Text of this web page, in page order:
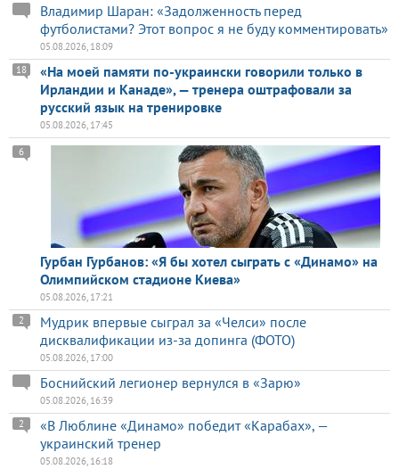
Владимир Шаран: «Задолженность перед
футболистами? Этот вопрос я не буду комментировать»
05.08.2026, 18:09
«На моей памяти по-украински говорили только в
Ирландии и Канаде», — тренера оштрафовали за
русский язык на тренировке
18
05.08.2026, 17:45
Гурбан Гурбанов: «Я бы хотел сыграть с «Динамо» на
Олимпийском стадионе Киева»
6
05.08.2026, 17:21
Мудрик впервые сыграл за «Челси» после
дисквалификации из-за допинга (ФОТО)
2
05.08.2026, 17:00
Боснийский легионер вернулся в «Зарю»
05.08.2026, 16:39
«В Люблине «Динамо» победит «Карабах», —
украинский тренер
2
05.08.2026, 16:18